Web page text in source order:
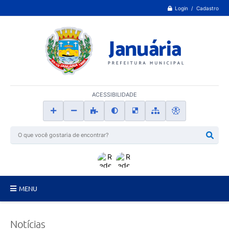
Login / Cadastro
ACESSIBILIDADE
MENU
Notícias